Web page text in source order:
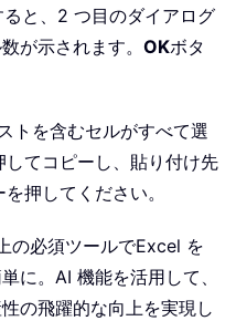
と、2 つ目のダイアログ
が示されます。 OKボタ
トを含むセルがすべて選
してコピーし、貼り付け先
を押してください。
必須ツールでExcel を
に。AI 機能を活用して、
の飛躍的な向上を実現し